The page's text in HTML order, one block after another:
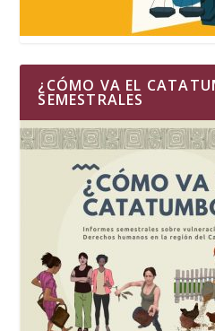
¿CÓMO VA EL
SEMESTRALES